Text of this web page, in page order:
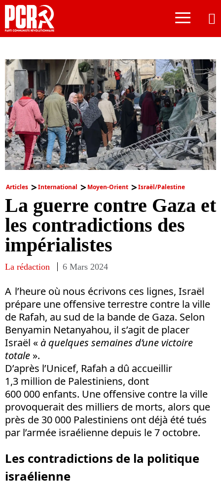
≡
Articles International Moyen-Orient Israël/Palestine
La guerre contre Gaza et
les contradictions des
impérialistes
La rédaction 6 Mars 2024
A l’heure où nous écrivons ces lignes, Israël
prépare une offensive terrestre contre la ville
de Rafah, au sud de la bande de Gaza. Selon
Benyamin Netanyahou, il s’agit de placer
Israël « à quelques semaines d’une victoire
totale ».
D’après l’Unicef, Rafah a dû accueillir
1,3 million de Palestiniens, dont
600 000 enfants. Une offensive contre la ville
provoquerait des milliers de morts, alors que
près de 30 000 Palestiniens ont déjà été tués
par l’armée israélienne depuis le 7 octobre.
Les contradictions de la politique
israélienne